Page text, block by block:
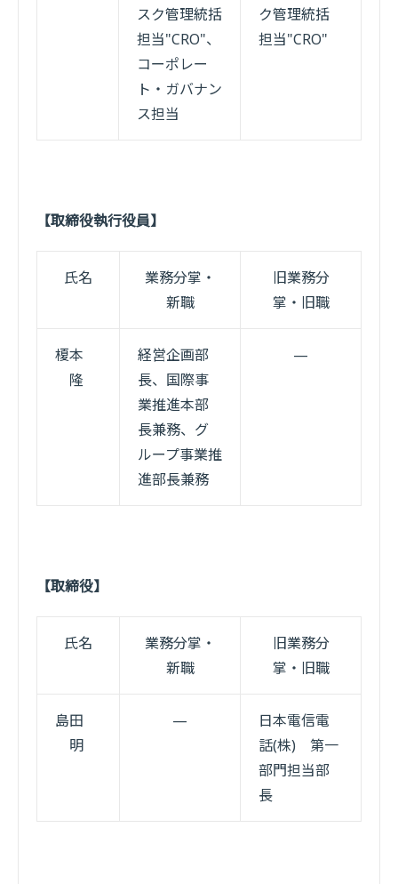
スク管理統括
担当"CRO"、
コーポレー
ト・ガバナン
ス担当
ク管理統括
担当"CRO"
【取締役執行役員】
氏名
業務分掌・
新職
旧業務分
掌・旧職
榎本
隆
経営企画部
長、国際事
業推進本部
長兼務、グ
ループ事業推
進部長兼務
—
【取締役】
氏名
業務分掌・
新職
旧業務分
掌・旧職
島田
明
—
日本電信電
話(株) 第一
部門担当部
長